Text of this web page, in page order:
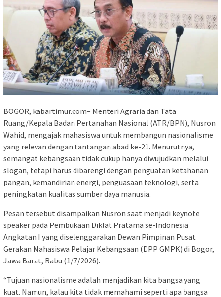
BOGOR, kabartimur.com– Menteri Agraria dan Tata
Ruang/Kepala Badan Pertanahan Nasional (ATR/BPN), Nusron
Wahid, mengajak mahasiswa untuk membangun nasionalisme
yang relevan dengan tantangan abad ke-21. Menurutnya,
semangat kebangsaan tidak cukup hanya diwujudkan melalui
slogan, tetapi harus dibarengi dengan penguatan ketahanan
pangan, kemandirian energi, penguasaan teknologi, serta
peningkatan kualitas sumber daya manusia.
Pesan tersebut disampaikan Nusron saat menjadi keynote
speaker pada Pembukaan Diklat Pratama se-Indonesia
Angkatan I yang diselenggarakan Dewan Pimpinan Pusat
Gerakan Mahasiswa Pelajar Kebangsaan (DPP GMPK) di Bogor,
Jawa Barat, Rabu (1/7/2026).
“Tujuan nasionalisme adalah menjadikan kita bangsa yang
kuat. Namun, kalau kita tidak memahami seperti apa bangsa